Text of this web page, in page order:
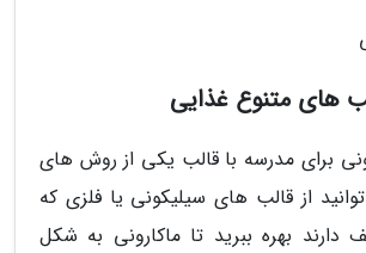
های متنوع غذایی
برای مدرسه با قالب یکی از روش های
از قالب های سیلیکونی یا فلزی که
بهره ببرید تا ماکارونی به شکل